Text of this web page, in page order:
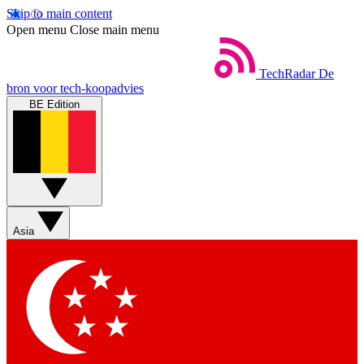
Skip to main content
Open menu Close main menu
TechRadar De
bron voor tech-koopadvies
BE Edition
Asia